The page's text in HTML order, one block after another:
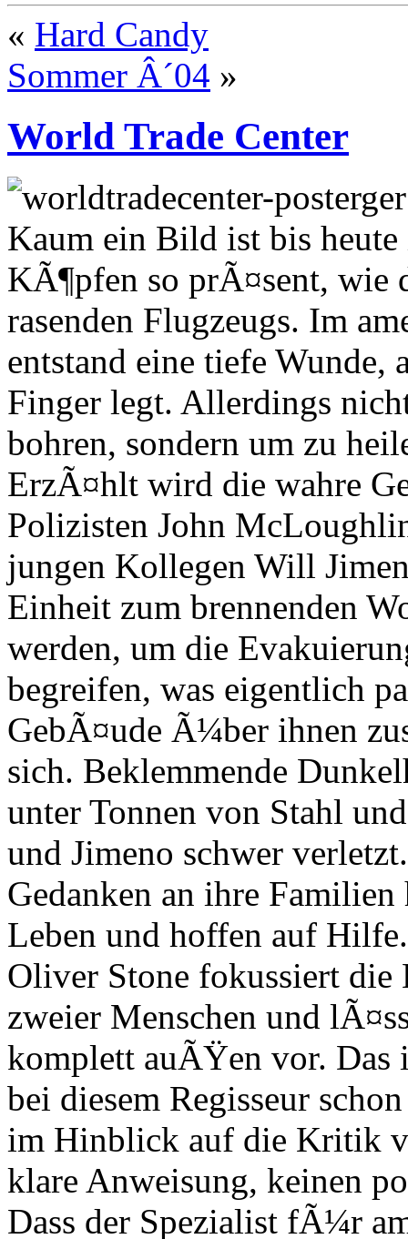
« Hard Candy
Sommer Â´04 »
World Trade Center
Kaum ein Bild ist bis
KÃ¶pfen so prÃ¤sent, wie
rasenden Flugzeugs. Im
entstand eine tiefe Wunde,
Finger legt. Allerdings
bohren, sondern um zu
ErzÃ¤hlt wird die wahre
Polizisten John
jungen Kollegen Will
Einheit zum brennenden
werden, um die
begreifen, was eigentlich
GebÃ¤ude Ã¼ber ihnen
sich. Beklemmende
unter Tonnen von Stahl
und Jimeno schwer
Gedanken an ihre
Leben und hoffen auf Hilfe.
Oliver Stone fokussiert die
zweier Menschen und
komplett auÃŸen vor. Das
bei diesem Regisseur
im Hinblick auf die Kritik
klare Anweisung, keinen
Dass der Spezialist fÃ¼r